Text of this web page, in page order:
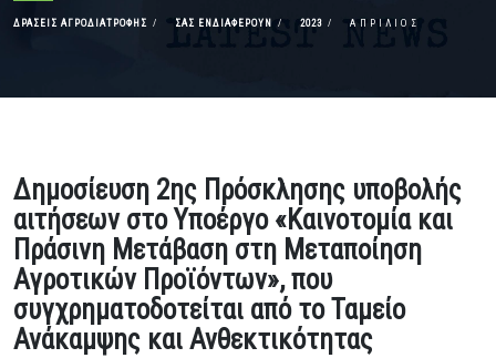
ΔΡΆΣΕΙΣ ΑΓΡΟΔΙΑΤΡΟΦΉΣ ΣΑΣ ΕΝΔΙΑΦΈΡΟΥΝ 2023 ΑΠΡΊΛΙΟΣ
Δημοσίευση 2ης Πρόσκλησης υποβολής
αιτήσεων στο Υποέργο «Καινοτομία και
Πράσινη Μετάβαση στη Μεταποίηση
Αγροτικών Προϊόντων», που
συγχρηματοδοτείται από το Ταμείο
Ανάκαμψης και Ανθεκτικότητας